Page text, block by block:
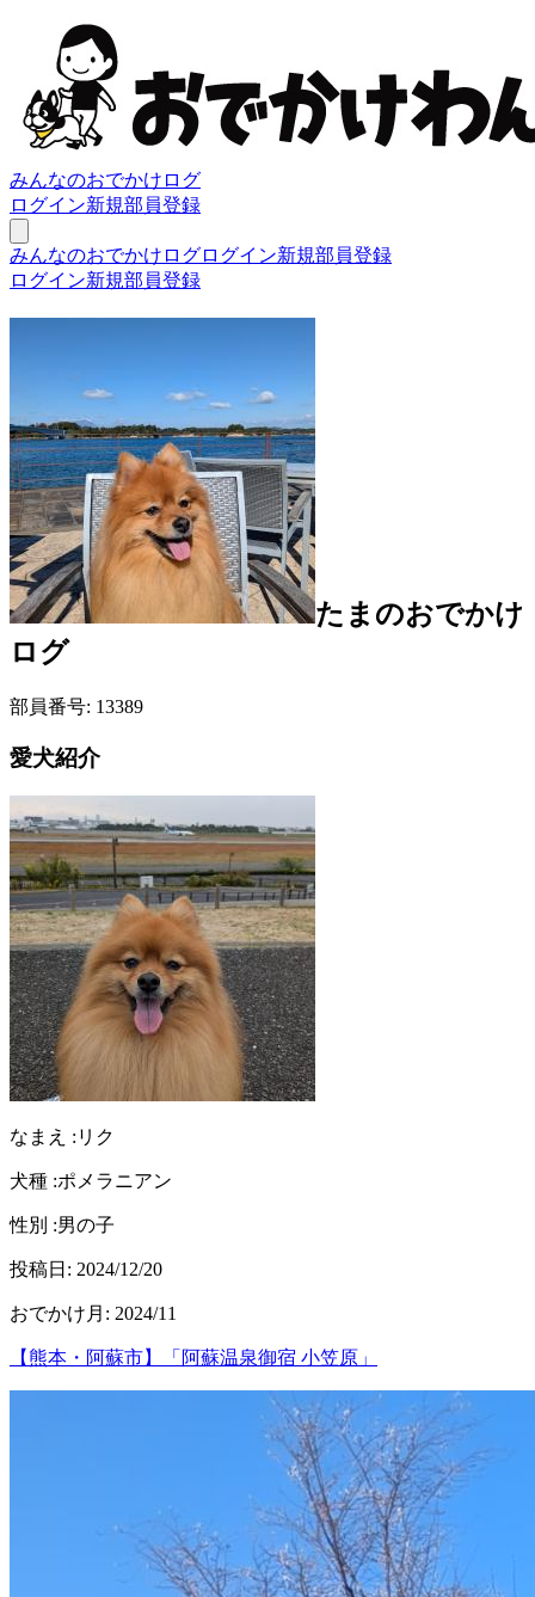
みんなのおでかけログ
ログイン新規部員登録
みんなのおでかけログログイン新規部員登録
ログイン新規部員登録
たま のおでかけ
ログ
部員番号: 13389
愛犬紹介
なまえ : リク
犬種 :ポメラニアン
性別 :男の子
投稿日: 2024/12/20
おでかけ月 : 2024/11
【熊本・阿蘇市】「阿蘇温泉御宿 小笠原」